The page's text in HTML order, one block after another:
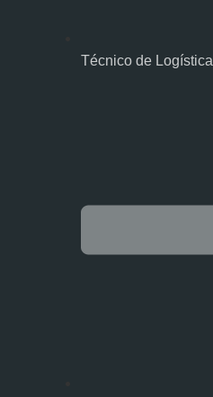
Técnico de Logística